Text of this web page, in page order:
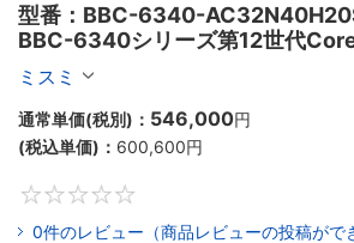
型番：BBC-6340-
BBC-6340シリーズ第12世代
マウントPC2PCI/2PCIe
ミスミ
通常単価(税別)： 546,000円
(税込単価)： 600,600円
0件のレビュー（商品レビューの投稿がで